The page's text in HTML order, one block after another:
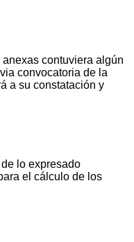
contuviera algún
convocatoria de la
a su constatación y
lo expresado
el cálculo de los